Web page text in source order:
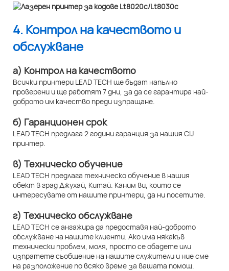
4. Контрол на качеството и
обслужване
а) Контрол на качеството
Всички принтери LEAD TECH ще бъдат напълно
проверени и ще работят 7 дни, за да се гарантира най-
доброто им качество преди изпращане.
б) Гаранционен срок
LEAD TECH предлага 2 години гаранция за нашия CIJ
принтер.
в) Техническо обучение
LEAD TECH предлага техническо обучение в нашия
обект в град Джухай, Китай. Каним ви, които се
интересувате от нашите принтери, да ни посетите.
г) Техническо обслужване
LEAD TECH се ангажира да предоставя най-доброто
обслужване на нашите клиенти. Ако има някакъв
технически проблем, моля, просто се обадете или
изпратете съобщение на нашите служители и ние сме
на разположение по всяко време за вашата помощ.